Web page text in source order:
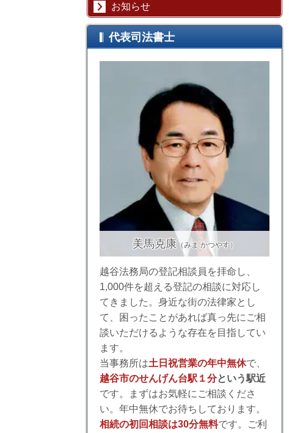
お知らせ
代表司法書士
美馬克康（みま かつやす）
越谷法務局の登記相談員を拝命し、
1,000件を超える登記の相談に対応し
てきました。身近な街の法律家とし
て、困ったことがあれば真っ先にご相
談いただけるような存在を目指してい
ます。
当事務所は土日祝営業の年中無休で、
越谷市のせんげん台駅１分という駅近
です。まずはお気軽にご相談くださ
い。年中無休でお待ちしております。
相続の初回相談は30分無料です。ご利